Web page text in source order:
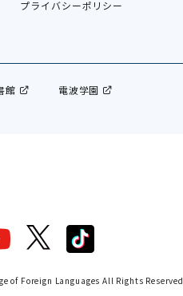
プライバシーポリシー
館 電波学園
of Foreign Languages All Rights Reserved